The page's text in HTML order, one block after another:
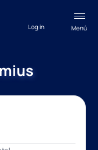
Menú
Log in